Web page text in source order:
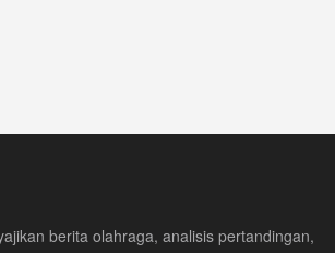
berita olahraga, analisis pertandingan,